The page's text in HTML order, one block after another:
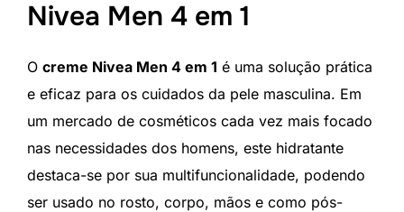
Nivea Men 4 em 1
O creme Nivea Men 4 em 1 é uma solução prática
e eficaz para os cuidados da pele masculina. Em
um mercado de cosméticos cada vez mais focado
nas necessidades dos homens, este hidratante
destaca-se por sua multifuncionalidade, podendo
ser usado no rosto, corpo, mãos e como pós-